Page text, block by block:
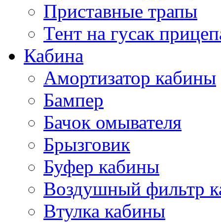
Приставные трапы
Тент на гусак
Кабина
Амортизатор кабины
Бампер
Бачок омывателя
Брызговик
Буфер кабины
Воздушный фильтр
Втулка кабины